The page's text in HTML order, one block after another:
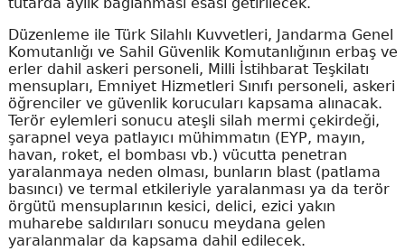
tutarda aylık bağlanması esası getirilecek.
Düzenleme ile Türk Silahlı Kuvvetleri, Jandarma Genel
Komutanlığı ve Sahil Güvenlik Komutanlığının erbaş ve
erler dahil askeri personeli, Milli İstihbarat Teşkilatı
mensupları, Emniyet Hizmetleri Sınıfı personeli, askeri
öğrenciler ve güvenlik korucuları kapsama alınacak.
Terör eylemleri sonucu ateşli silah mermi çekirdeği,
şarapnel veya patlayıcı mühimmatın (EYP, mayın,
havan, roket, el bombası vb.) vücutta penetran
yaralanmaya neden olması, bunların blast (patlama
basıncı) ve termal etkileriyle yaralanması ya da terör
örgütü mensuplarının kesici, delici, ezici yakın
muharebe saldırıları sonucu meydana gelen
yaralanmalar da kapsama dahil edilecek.